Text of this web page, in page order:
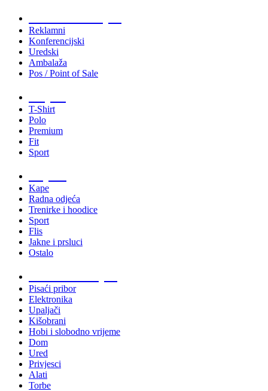
Reklamni
Konferencijski
Uredski
Ambalaža
Pos / Point of Sale
T-Shirt
Polo
Premium
Fit
Sport
Kape
Radna odjeća
Trenirke i hoodice
Sport
Flis
Jakne i prsluci
Ostalo
Pisaći pribor
Elektronika
Upaljači
Kišobrani
Hobi i slobodno vrijeme
Dom
Ured
Privjesci
Alati
Torbe